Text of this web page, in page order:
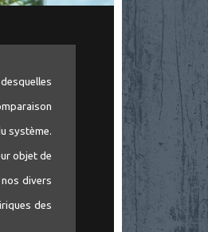
système.
objet de
divers
des